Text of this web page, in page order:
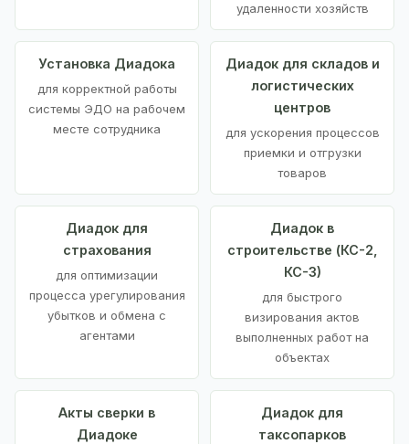
удаленности хозяйств
Установка Диадока
для корректной работы
системы ЭДО на рабочем
месте сотрудника
Диадок для складов и
логистических
центров
для ускорения процессов
приемки и отгрузки
товаров
Диадок для
страхования
для оптимизации
процесса урегулирования
убытков и обмена с
агентами
Диадок в
строительстве (КС-2,
КС-3)
для быстрого
визирования актов
выполненных работ на
объектах
Акты сверки в
Диадоке
Диадок для
таксопарков